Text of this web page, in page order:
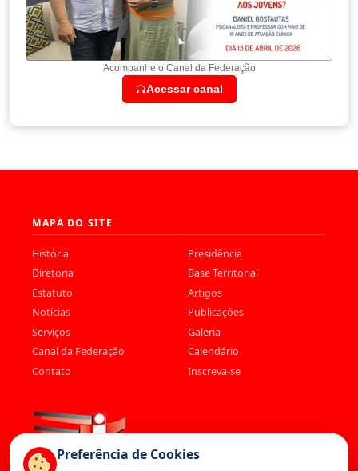
Acompanhe o Canal da Federação
Acessar canal
MAPA DO SITE
História
Presidência
Diretoria
Base Territorial
Estatuto
Artigos
Notícias
Publicações
Serviços
Galeria
Canal da Federação
Calendário
Contato
Inscreva-se
Preferência de Cookies